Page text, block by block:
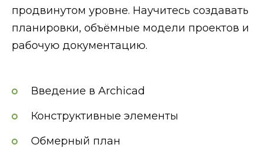
продвинутом уровне. Научитесь создавать
планировки, объёмные модели проектов и
рабочую документацию.
Введение в Archicad
Конструктивные элементы
Обмерный план